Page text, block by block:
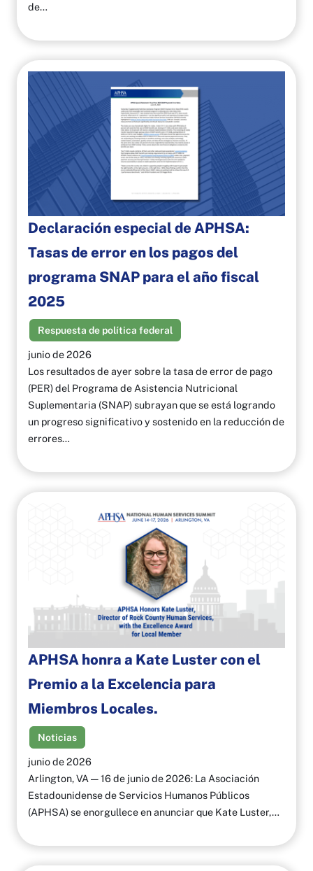
de…
Declaración especial de APHSA:
Tasas de error en los pagos del
programa SNAP para el año fiscal
2025
Respuesta de política federal
junio de 2026
Los resultados de ayer sobre la tasa de error de pago
(PER) del Programa de Asistencia Nutricional
Suplementaria (SNAP) subrayan que se está logrando
un progreso significativo y sostenido en la reducción de
errores…
APHSA honra a Kate Luster con el
Premio a la Excelencia para
Miembros Locales.
Noticias
junio de 2026
Arlington, VA — 16 de junio de 2026: La Asociación
Estadounidense de Servicios Humanos Públicos
(APHSA) se enorgullece en anunciar que Kate Luster,…